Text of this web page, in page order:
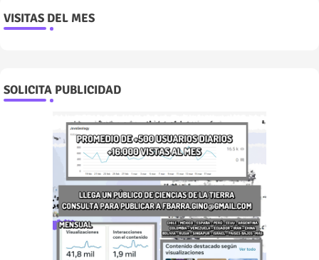
VISITAS DEL MES
SOLICITA PUBLICIDAD